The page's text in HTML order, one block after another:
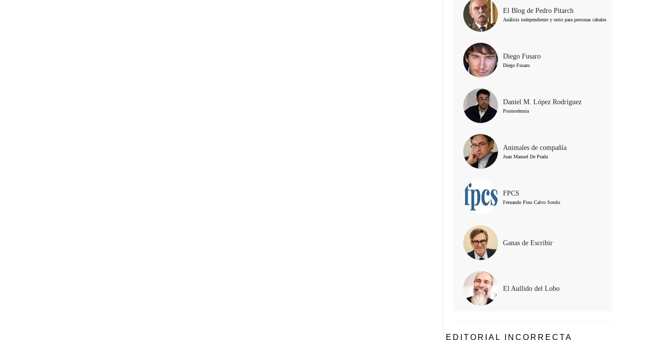
El Blog de Pedro Pitarch
Análisis independiente y serio para personas cabales
Diego Fusaro
Diego Fusaro
Daniel M. López Rodríguez
Posmodernia
Animales de compañía
Juan Manuel De Prada
FPCS
Fernando Pino Calvo Sotelo
Ganas de Escribir
El Aullido del Lobo
EDITORIAL INCORRECTA